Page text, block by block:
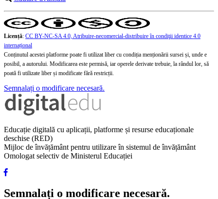
Licență: CC BY-NC-SA 4.0, Atribuire-necomercial-distribuire în condiţii identice 4.0
internațional
Conținutul acestei platforme poate fi utilizat liber cu condiția menționării sursei și, unde e
posibil, a autorului. Modificarea este permisă, iar operele derivate trebuie, la rândul lor, să
poată fi utilizate liber și modificate fără restricții.
Semnalați o modificare necesară.
Educație digitală cu aplicații, platforme și resurse educaționale
deschise (RED)
Mijloc de învățământ pentru utilizare în sistemul de învățământ
Omologat selectiv de Ministerul Educației
Semnalați o modificare necesară.